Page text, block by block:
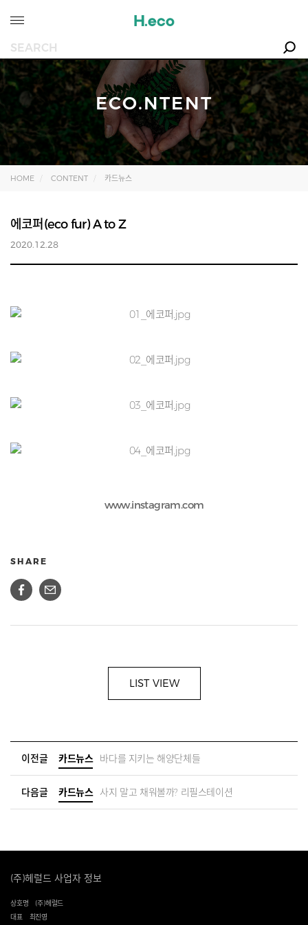
ECO.NTENT
HOME CONTENT 카드뉴스
에코퍼(eco fur) A to Z
2020.12.28
www.instagram.com
SHARE
LIST VIEW
이전글 카드뉴스 바다를 지키는 해양단체들
다음글 카드뉴스 사지 말고 채워볼까? 리필스테이션
(주)헤럴드 사업자 정보
상호명
(주)헤럴드
대표
최진영